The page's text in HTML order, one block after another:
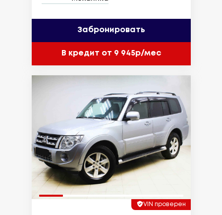
Забронировать
В кредит от 9 945р/мес
VIN проверен